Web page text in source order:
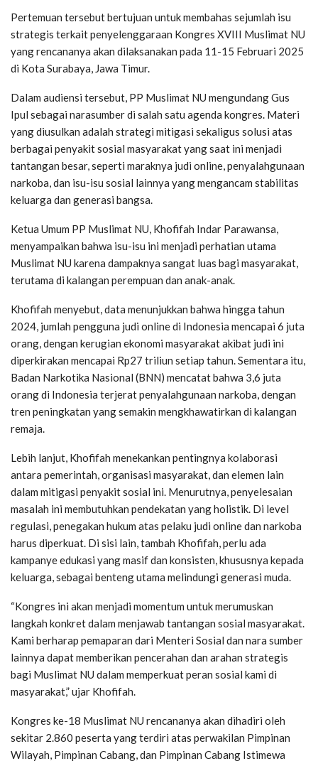
Pertemuan tersebut bertujuan untuk membahas sejumlah isu
strategis terkait penyelenggaraan Kongres XVIII Muslimat NU
yang rencananya akan dilaksanakan pada 11-15 Februari 2025
di Kota Surabaya, Jawa Timur.
Dalam audiensi tersebut, PP Muslimat NU mengundang Gus
Ipul sebagai narasumber di salah satu agenda kongres. Materi
yang diusulkan adalah strategi mitigasi sekaligus solusi atas
berbagai penyakit sosial masyarakat yang saat ini menjadi
tantangan besar, seperti maraknya judi online, penyalahgunaan
narkoba, dan isu-isu sosial lainnya yang mengancam stabilitas
keluarga dan generasi bangsa.
Ketua Umum PP Muslimat NU, Khofifah Indar Parawansa,
menyampaikan bahwa isu-isu ini menjadi perhatian utama
Muslimat NU karena dampaknya sangat luas bagi masyarakat,
terutama di kalangan perempuan dan anak-anak.
Khofifah menyebut, data menunjukkan bahwa hingga tahun
2024, jumlah pengguna judi online di Indonesia mencapai 6 juta
orang, dengan kerugian ekonomi masyarakat akibat judi ini
diperkirakan mencapai Rp27 triliun setiap tahun. Sementara itu,
Badan Narkotika Nasional (BNN) mencatat bahwa 3,6 juta
orang di Indonesia terjerat penyalahgunaan narkoba, dengan
tren peningkatan yang semakin mengkhawatirkan di kalangan
remaja.
Lebih lanjut, Khofifah menekankan pentingnya kolaborasi
antara pemerintah, organisasi masyarakat, dan elemen lain
dalam mitigasi penyakit sosial ini. Menurutnya, penyelesaian
masalah ini membutuhkan pendekatan yang holistik. Di level
regulasi, penegakan hukum atas pelaku judi online dan narkoba
harus diperkuat. Di sisi lain, tambah Khofifah, perlu ada
kampanye edukasi yang masif dan konsisten, khususnya kepada
keluarga, sebagai benteng utama melindungi generasi muda.
“Kongres ini akan menjadi momentum untuk merumuskan
langkah konkret dalam menjawab tantangan sosial masyarakat.
Kami berharap pemaparan dari Menteri Sosial dan nara sumber
lainnya dapat memberikan pencerahan dan arahan strategis
bagi Muslimat NU dalam memperkuat peran sosial kami di
masyarakat,” ujar Khofifah.
Kongres ke-18 Muslimat NU rencananya akan dihadiri oleh
sekitar 2.860 peserta yang terdiri atas perwakilan Pimpinan
Wilayah, Pimpinan Cabang, dan Pimpinan Cabang Istimewa